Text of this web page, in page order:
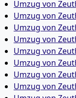
Umzug von
Umzug von
Umzug von
Umzug von
Umzug von
Umzug von
Umzug von
Umzug von